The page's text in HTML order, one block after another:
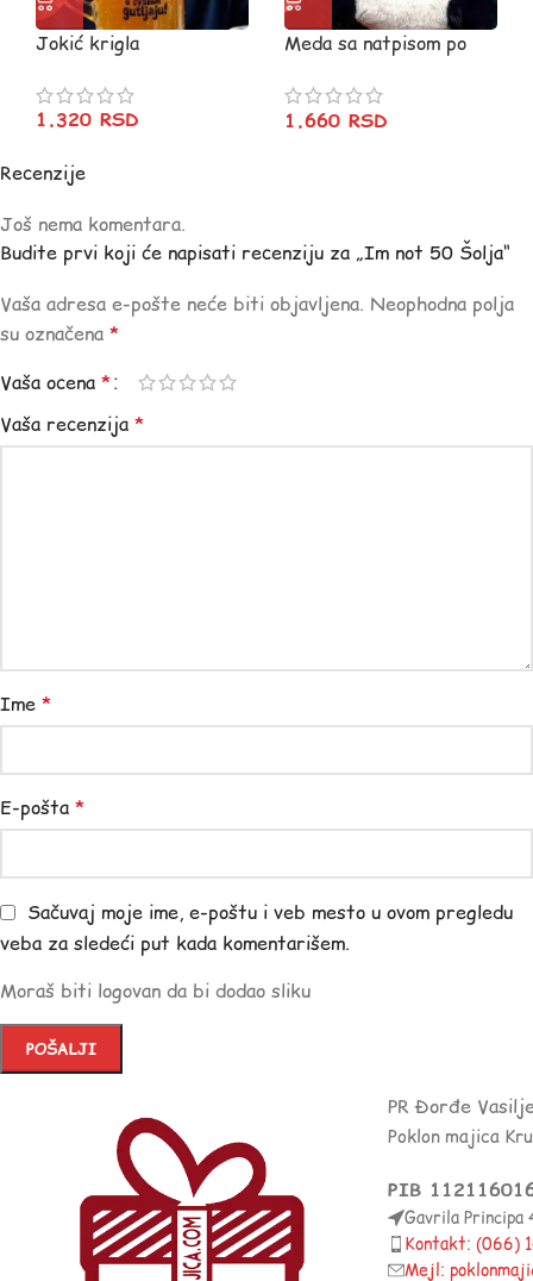
Jokić krigla
1.320 RSD
Meda sa natpisom po
1.660 RSD
Recenzije
Još nema komentara.
Budite prvi koji će napisati recenziju za „Im not 50 Šolja“
Vaša adresa e-pošte neće biti objavljena. Neophodna polja
su označena *
Vaša ocena *
Vaša recenzija *
Ime *
E-pošta *
Sačuvaj moje ime, e-poštu i veb mesto u ovom pregledu
veba za sledeći put kada komentarišem.
Moraš biti logovan da bi dodao sliku
PR Đorđe
Poklon majica
PIB
Gavrila Principa
Kontakt: (066)
Mejl: